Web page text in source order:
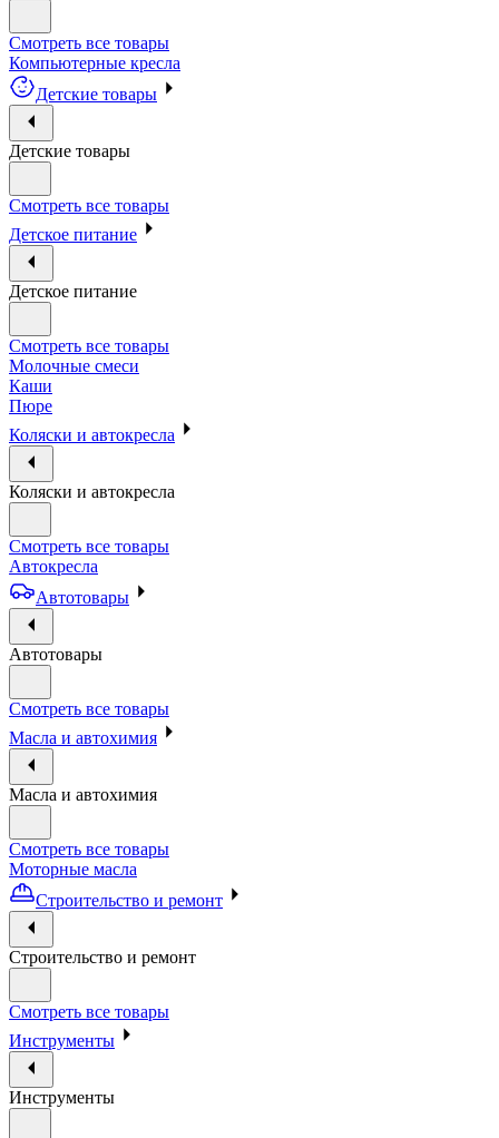
Смотреть все товары
Компьютерные кресла
Детские товары
Детские товары
Смотреть все товары
Детское питание
Детское питание
Смотреть все товары
Молочные смеси
Каши
Пюре
Коляски и автокресла
Коляски и автокресла
Смотреть все товары
Автокресла
Автотовары
Автотовары
Смотреть все товары
Масла и автохимия
Масла и автохимия
Смотреть все товары
Моторные масла
Строительство и ремонт
Строительство и ремонт
Смотреть все товары
Инструменты
Инструменты